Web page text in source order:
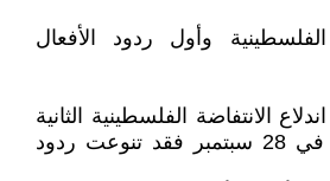
انتفاضة عام 2000 الفلسطينية وأول ردود الأفعال
2000 وفور اندلاع الانتفاضة الفلسطينية الثانية
في الأرض المحتلة .. في 28 سبتمبر فقد تنوعت ردود